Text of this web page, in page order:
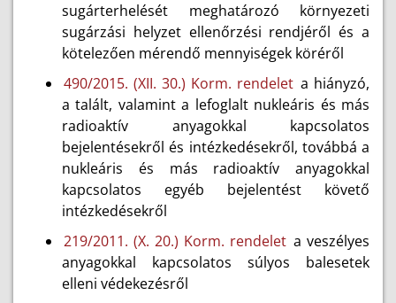
sugárterhelését meghatározó környezeti
sugárzási helyzet ellenőrzési rendjéről és a
kötelezően mérendő mennyiségek köréről
490/2015. (XII. 30.) Korm. rendelet a hiányzó,
a talált, valamint a lefoglalt nukleáris és más
radioaktív anyagokkal kapcsolatos
bejelentésekről és intézkedésekről, továbbá a
nukleáris és más radioaktív anyagokkal
kapcsolatos egyéb bejelentést követő
intézkedésekről
219/2011. (X. 20.) Korm. rendelet a veszélyes
anyagokkal kapcsolatos súlyos balesetek
elleni védekezésről